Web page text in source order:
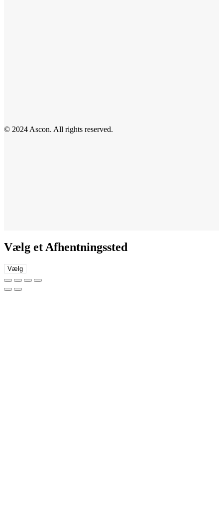
© 2024 Ascon. All rights reserved.
Vælg et Afhentningssted
Vælg